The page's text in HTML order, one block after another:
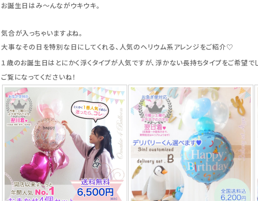
お誕生日はみ〜んながウキウキ。
気合が入っちゃいますよね。
大事なその日を特別な日にしてくれる、人気のヘリウム系アレンジをご紹介♡
１歳のお誕生日はとにかく浮くタイプが人気ですが、浮かない長持ちタイプをご希望で
ご覧になってくださいね！